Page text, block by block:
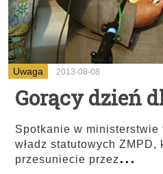
Uwaga 2013-08-08
Gorący dzień
Spotkanie w
władz statutowych
przesuniecie przez...